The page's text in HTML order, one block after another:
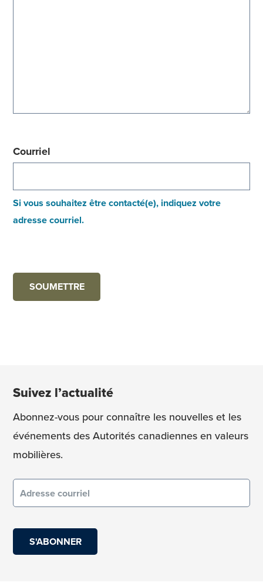
Courriel
Si vous souhaitez être contacté(e), indiquez votre
adresse courriel.
Suivez l’actualité
Abonnez-vous pour connaître les nouvelles et les
événements des Autorités canadiennes en valeurs
mobilières.
Courriel
(obligatoire)